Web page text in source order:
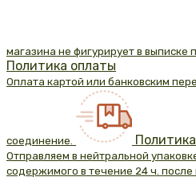
магазина не фигурирует в выписке
Политика оплаты
Оплата картой или банковским
соединение.
Отправляем в нейтральной
содержимого в течение 24 ч. после